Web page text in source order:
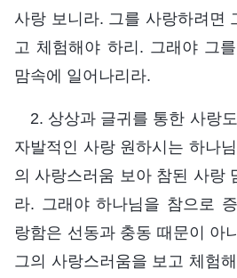
사랑 보니라. 그를 사랑하려면
고 체험해야 하리. 그래야 그
맘속에 일어나리라.
2. 상상과 글귀를 통한 사랑
자발적인 사랑 원하시는 하나
의 사랑스러움 보아 참된 사랑
라. 그래야 하나님을 참으로
랑함은 선동과 충동 때문이 아
그의 사랑스러움을 보고 체험